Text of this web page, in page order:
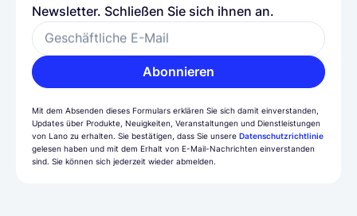
Newsletter. Schließen Sie sich ihnen an.
Geschäftliche E-Mail
Abonnieren
Mit dem Absenden dieses Formulars erklären Sie sich damit einverstanden,
Updates über Produkte, Neuigkeiten, Veranstaltungen und Dienstleistungen
von Lano zu erhalten. Sie bestätigen, dass Sie unsere Datenschutzrichtlinie
gelesen haben und mit dem Erhalt von E-Mail-Nachrichten einverstanden
sind. Sie können sich jederzeit wieder abmelden.